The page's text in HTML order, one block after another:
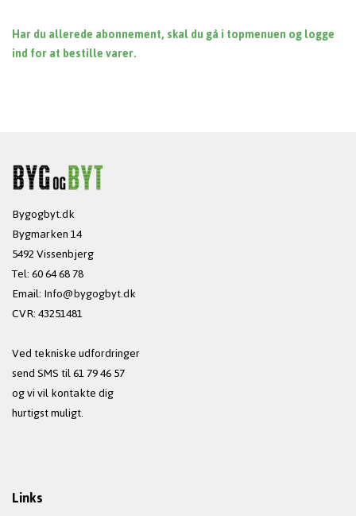
Har du allerede abonnement, skal du gå i topmenuen og logge
ind for at bestille varer.
Bygogbyt.dk
Bygmarken 14
5492 Vissenbjerg
Tel: 60 64 68 78
Email:Info@bygogbyt.dk
CVR: 43251481
Ved tekniske udfordringer
send SMS til 61 79 46 57
og vi vil kontakte dig
hurtigst muligt.
Links